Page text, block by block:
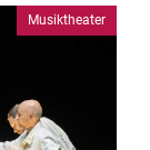
Musiktheater